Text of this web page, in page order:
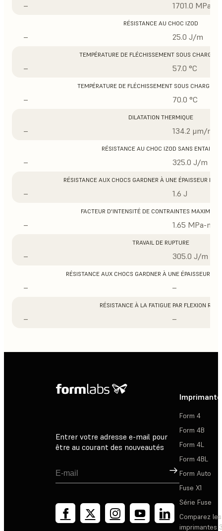
– 1701.0 MPa
RÉSISTANCE AU CHOC IZOD
– 25.0 J/m
TEMPÉRATURE DE FLÉCHISSEMENT SOUS CHARGE À
– 57.0 °C
TEMPÉRATURE DE FLÉCHISSEMENT SOUS CHARGE À
– 70.0 °C
DILATATION THERMIQUE
– 134.2 μm/m/
RÉSISTANCE AU CHOC IZOD SANS ENTAILLE
– 325.0 J/m
RÉSISTANCE AUX CHOCS GARDNER À UNE ÉPAISSEUR DE
– 1.6 J
FACTEUR D'INTENSITÉ DE CONTRAINTES MAXIMUM
– 1.65 MPa-m1/
TRAVAIL DE RUPTURE
– 305.0 J/m
RÉSISTANCE AUX CHOCS GARDNER À UNE ÉPAISSEUR DE
– –
RÉSISTANCE À LA FATIGUE PAR FLEXION ROSS
– –
Entrer votre adresse e-mail pour
être au courant des nouveautés
Inscription
Form 4
Form 4B
Form 4L
Form 4BL
Form Auto
Fuse X1
Série Fuse
Comparez les
imprimantes